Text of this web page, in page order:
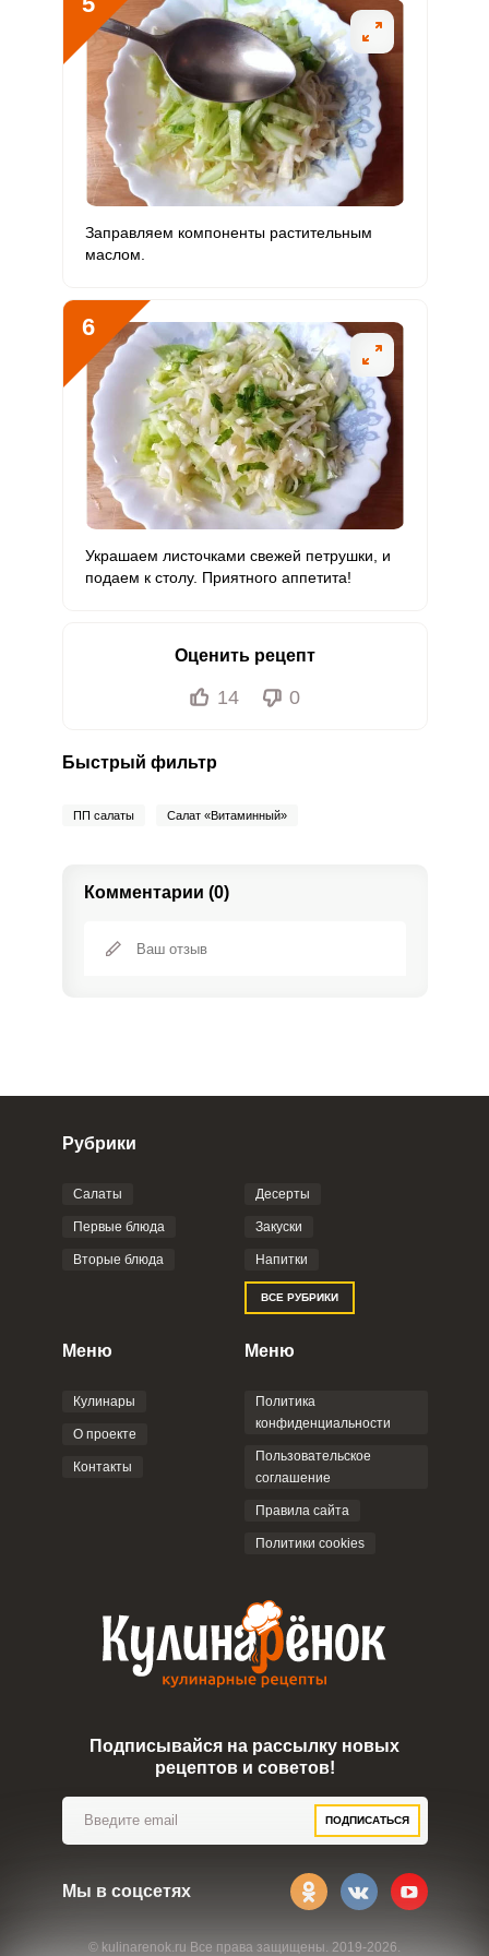
Медь 480 мкг 1000 мкг 11.4 24
Никель 10 мкг 200 мкг 1.2 2.5
Рубидий 1000 мкг 200 мкг 119 250
Селен 1.1 мкг 55 мкг 0.5 1
Фтор 4000 мкг 1.2
Бор 230 мкг 1200 мкг 4.6
Ванадий 298 мкг 20 мкг 354.8 745
Молибден 18 мкг 70 мкг 6.1 12.9
Заправляем компоненты растительным
маслом.
6
Украшаем листочками свежей петрушки, и
подаем к столу. Приятного аппетита!
Оценить рецепт
14 0
Быстрый фильтр
ПП салаты Салат «Витаминный»
Комментарии (0)
Фото до 4 шт, до 5 mb
Отправляя эту форму, вы соглашаетесь с
Политикой
Пользовательским
соглашением
© kulinarenok.ru Все права защищены. 2019-2026.
Рубрики
Салаты
Первые блюда
Вторые блюда
Десерты
Закуски
Напитки
ВСЕ РУБРИКИ
Меню
Кулинары
О проекте
Контакты
Меню
Политика
конфиденциальности
Пользовательское
соглашение
Правила сайта
Политики cookies
Подписывайся на рассылку новых
рецептов и советов!
ПОДПИСАТЬСЯ
Мы в соцсетях